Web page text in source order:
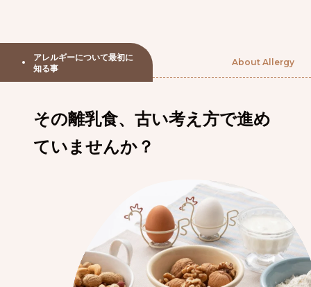
アレルギーについて最初に
知る事
About Allergy
その離乳食、古い考え方で進め
ていませんか？